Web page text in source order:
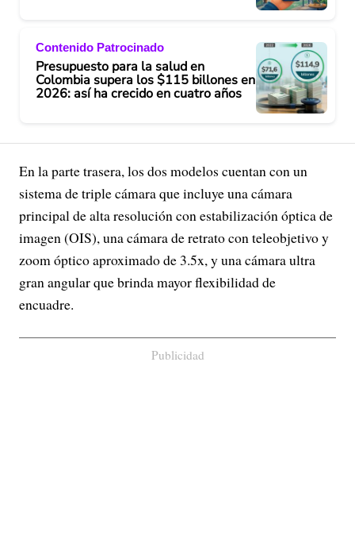
Contenido Patrocinado
Presupuesto para la salud en
Colombia supera los $115 billones en
2026: así ha crecido en cuatro años
En la parte trasera, los dos modelos cuentan con un
sistema de triple cámara que incluye una cámara
principal de alta resolución con estabilización óptica de
imagen (OIS), una cámara de retrato con teleobjetivo y
zoom óptico aproximado de 3.5x, y una cámara ultra
gran angular que brinda mayor flexibilidad de
encuadre.
Publicidad